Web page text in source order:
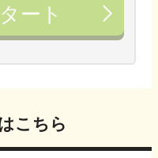
ート
こちら